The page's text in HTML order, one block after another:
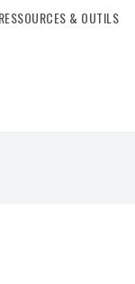
RESSOURCES & OUTILS